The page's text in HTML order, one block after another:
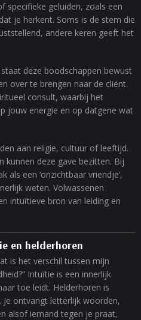
specifieke geluiden, zoals een
je herkent. Soms is de stem die
andere keren geeft het
deze boodschappen bewust
over te brengen naar de cliënt.
consult, waarbij het
jouw energie en op datgene wat
aan religie, cultuur of leeftijd.
kunnen deze gave bezitten. Bij
als een ‘onzichtbaar vriendje’,
weten. Volwassenen
intuïtieve bron van leiding en
en helderhoren
is het verschil tussen mijn
Intuïtie is een innerlijk
toe leidt. Helderhoren is
Je ontvangt letterlijk woorden,
alsof iemand tegen je praat,